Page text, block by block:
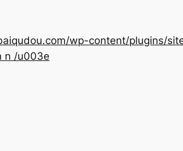
wp-content/plugins/
n /u003e